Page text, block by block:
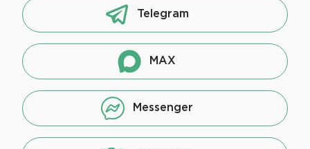
Telegram
MAX
Messenger